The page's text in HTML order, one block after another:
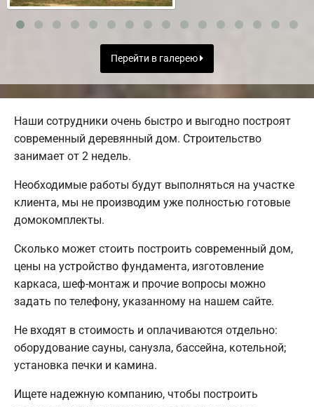
Перейти в галерею
Наши сотрудники очень быстро и выгодно построят
современный деревянный дом. Строительство
занимает от 2 недель.
Необходимые работы будут выполняться на участке
клиента, мы не производим уже полностью готовые
домокомплекты.
Сколько может стоить построить современный дом,
цены на устройство фундамента, изготовление
каркаса, шеф-монтаж и прочие вопросы можно
задать по телефону, указанному на нашем сайте.
Не входят в стоимость и оплачиваются отдельно:
оборудование сауны, санузла, бассейна, котельной;
установка печки и камина.
Ищете надежную компанию, чтобы построить